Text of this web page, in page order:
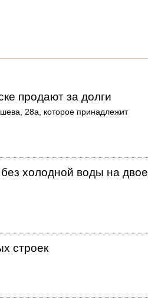
продают за долги
28а, которое принадлежит
холодной воды на двое
строек